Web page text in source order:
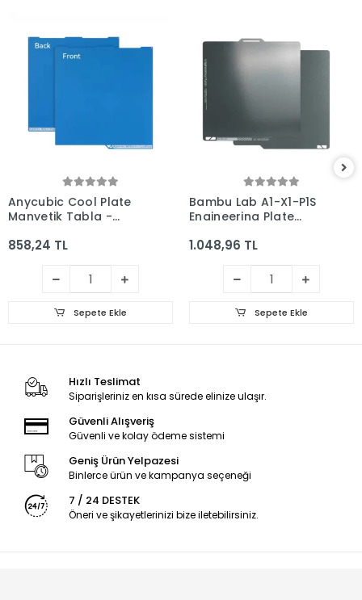
Anycubic Cool Plate
Manyetik Tabla -
3/Combo/V2/V2
858,24 TL
Sepete Ekle
Bambu Lab A1-X1-P1S
Engineering Plate
Manyetik Tabla -
1.048,96 TL
Sepete Ekle
Hızlı Teslimat
Siparişleriniz en kısa sürede elinize ulaşır.
Güvenli Alışveriş
Güvenli ve kolay ödeme sistemi
Geniş Ürün Yelpazesi
Binlerce ürün ve kampanya seçeneği
7 / 24 DESTEK
Öneri ve şikayetlerinizi bize iletebilirsiniz.